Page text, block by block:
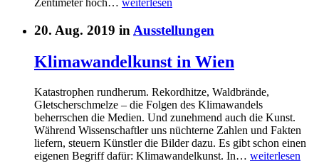
Zentimeter hoch… weiterlesen
20. Aug. 2019 in Ausstellungen
Klimawandelkunst in Wien
Katastrophen rundherum. Rekordhitze, Waldbrände,
Gletscherschmelze – die Folgen des Klimawandels
beherrschen die Medien. Und zunehmend auch die Kunst.
Während Wissenschaftler uns nüchterne Zahlen und Fakten
liefern, steuern Künstler die Bilder dazu. Es gibt schon einen
eigenen Begriff dafür: Klimawandelkunst. In… weiterlesen